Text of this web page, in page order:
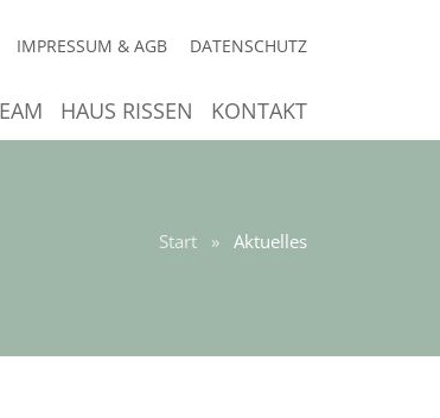
IMPRESSUM & AGB DATENSCHUTZ
HAUS RISSEN KONTAKT
Start » Aktuelles